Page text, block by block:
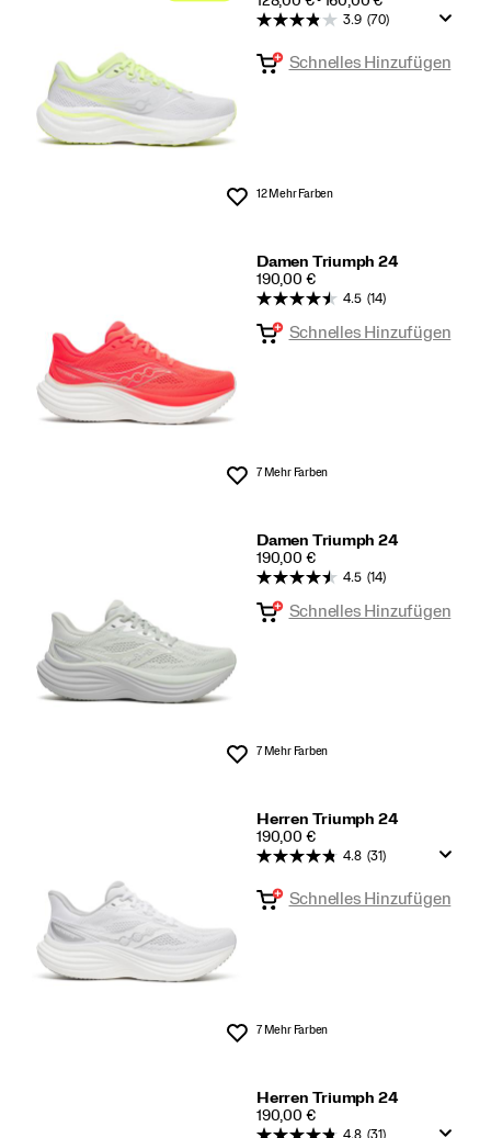
Wunschliste
3.9 (70)
Schnelles Hinzufügen
12 Mehr Farben
Damen Triumph 24
PRICE
190,00 €
Wunschliste
4.5 (14)
Schnelles Hinzufügen
7 Mehr Farben
Damen Triumph 24
PRICE
190,00 €
Wunschliste
4.5 (14)
Schnelles Hinzufügen
7 Mehr Farben
Herren Triumph 24
PRICE
190,00 €
Wunschliste
4.8 (31)
Schnelles Hinzufügen
7 Mehr Farben
Herren Triumph 24
PRICE
190,00 €
4.8 (31)